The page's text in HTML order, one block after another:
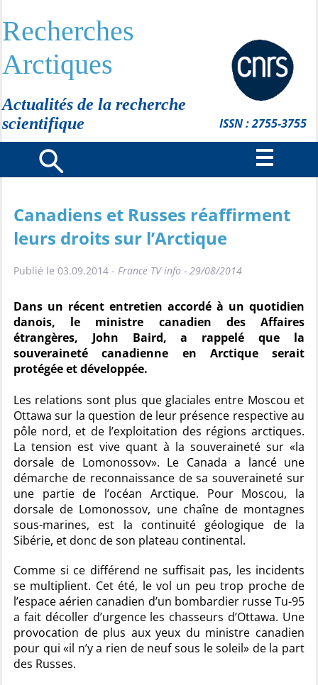
Recherches
Arctiques
Actualités de la recherche
scientifique
ISSN : 2755-3755
Canadiens et Russes réaffirment
leurs droits sur l’Arctique
Publié le 03.09.2014 - France TV info - 29/08/2014
Dans un récent entretien accordé à un quotidien
danois, le ministre canadien des Affaires
étrangères, John Baird, a rappelé que la
souveraineté canadienne en Arctique serait
protégée et développée.
Les relations sont plus que glaciales entre Moscou et
Ottawa sur la question de leur présence respective au
pôle nord, et de l’exploitation des régions arctiques.
La tension est vive quant à la souveraineté sur «la
dorsale de Lomonossov». Le Canada a lancé une
démarche de reconnaissance de sa souveraineté sur
une partie de l’océan Arctique. Pour Moscou, la
dorsale de Lomonossov, une chaîne de montagnes
sous-marines, est la continuité géologique de la
Sibérie, et donc de son plateau continental.
Comme si ce différend ne suffisait pas, les incidents
se multiplient. Cet été, le vol un peu trop proche de
l’espace aérien canadien d’un bombardier russe Tu-95
a fait décoller d’urgence les chasseurs d’Ottawa. Une
provocation de plus aux yeux du ministre canadien
pour qui «il n’y a rien de neuf sous le soleil» de la part
des Russes.